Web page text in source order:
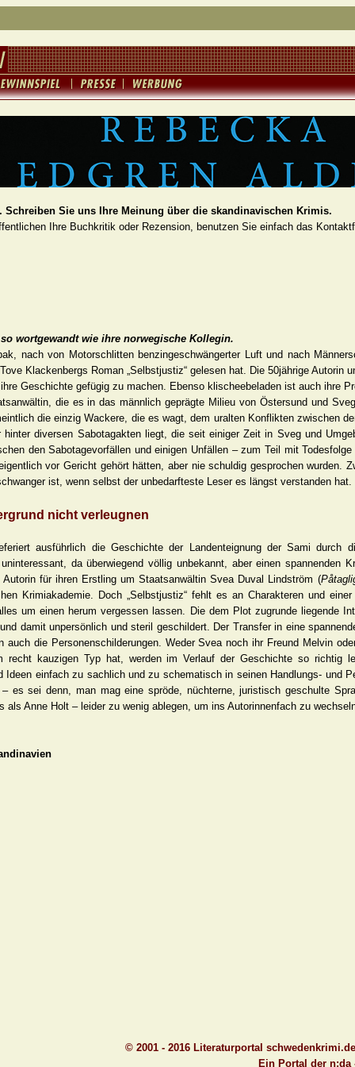
Schreiben Sie uns Ihre Meinung über die skandinavischen Krimis.
Ihre Buchkritik oder Rezension, benutzen Sie einfach das
wortgewandt wie ihre norwegische Kollegin.
nach von Motorschlitten benzingeschwängerter Luft und nach
Klackenbergs Roman „Selbstjustiz“ gelesen hat. Die 50jährige Autorin
Geschichte gefügig zu machen. Ebenso klischeebeladen ist auch ihre
die es in das männlich geprägte Milieu von Östersund und
die einzig Wackere, die es wagt, dem uralten Konflikten zwischen
diversen Sabotagakten liegt, die seit einiger Zeit in Sveg und
den Sabotagevorfällen und einigen Unfällen – zum Teil mit
vor Gericht gehört hätten, aber nie schuldig gesprochen wurden.
ist, wenn selbst der unbedarfteste Leser es längst verstanden hat.
nicht verleugnen
ausführlich die Geschichte der Landenteignung der Sami durch
da überwiegend völlig unbekannt, aber einen spannenden
für ihren Erstling um Staatsanwältin Svea Duval Lindström (
Krimiakademie. Doch „Selbstjustiz“ fehlt es an Charakteren und
um einen herum vergessen lassen. Die dem Plot zugrunde liegende
damit unpersönlich und steril geschildert. Der Transfer in eine
auch die Personenschilderungen. Weder Svea noch ihr Freund Melvin
recht kauzigen Typ hat, werden im Verlauf der Geschichte so richtig
Ideen einfach zu sachlich und zu schematisch in seinen Handlungs- und
es sei denn, man mag eine spröde, nüchterne, juristisch geschulte
als Anne Holt – leider zu wenig ablegen, um ins Autorinnenfach zu
© 2001 - 2016 Literaturportal
Ein Portal der